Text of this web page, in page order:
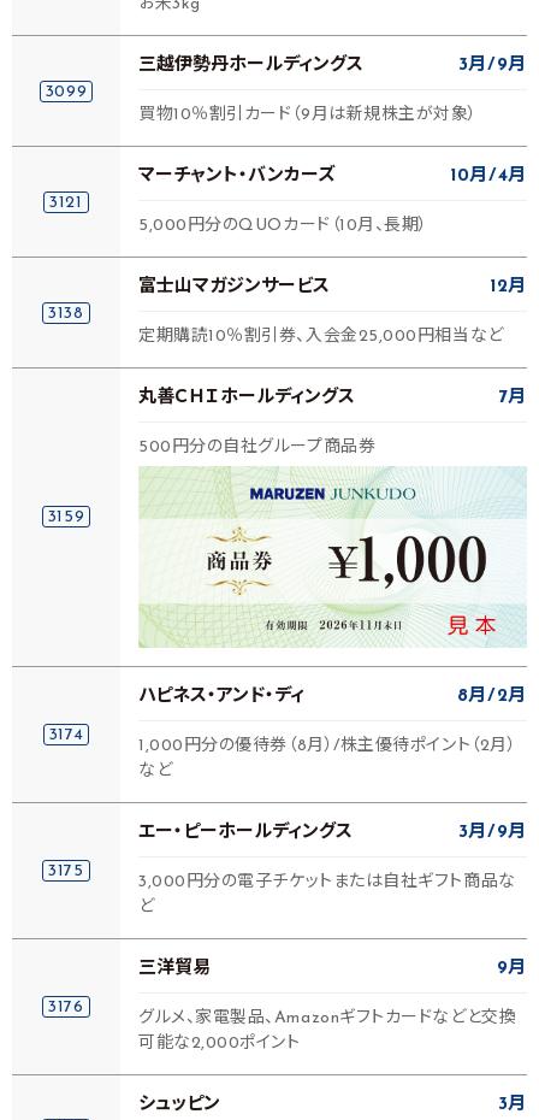
お米3kg
3099
三越伊勢丹ホールディングス 3月 9月
買物10％割引カード（9月は新規株主が対象）
3121
マーチャント・バンカーズ 10月 4月
5,000円分のQUOカード（10月、長期）
3138
富士山マガジンサービス 12月
定期購読10％割引券、入会金25,000円相当など
3159
丸善ＣＨＩホールディングス 7月
500円分の自社グループ商品券
3174
ハピネス・アンド・ディ 8月 2月
1,000円分の優待券（8月）/株主優待ポイント（2月）
など
3175
エー・ピーホールディングス 3月 9月
3,000円分の電子チケットまたは自社ギフト商品な
ど
3176
三洋貿易 9月
グルメ、家電製品、Amazonギフトカードなどと交換
可能な2,000ポイント
シュッピン 3月